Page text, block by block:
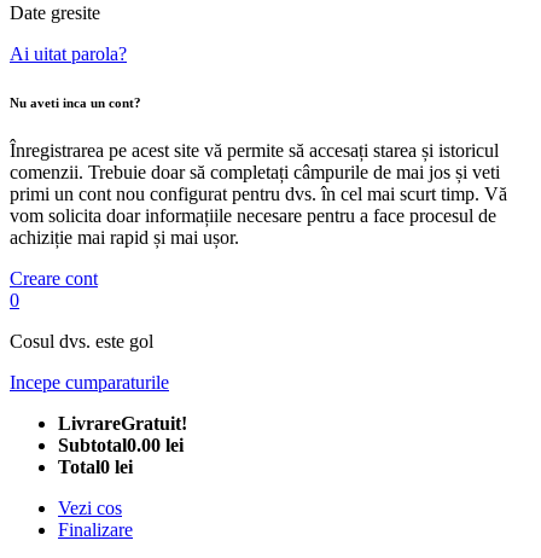
Date gresite
Ai uitat parola?
Nu aveti inca un cont?
Înregistrarea pe acest site vă permite să accesați starea și istoricul
comenzii. Trebuie doar să completați câmpurile de mai jos și veti
primi un cont nou configurat pentru dvs. în cel mai scurt timp. Vă
vom solicita doar informațiile necesare pentru a face procesul de
achiziție mai rapid și mai ușor.
Creare cont
0
Cosul dvs. este gol
Incepe cumparaturile
LivrareGratuit!
Subtotal0.00 lei
Total0 lei
Vezi cos
Finalizare